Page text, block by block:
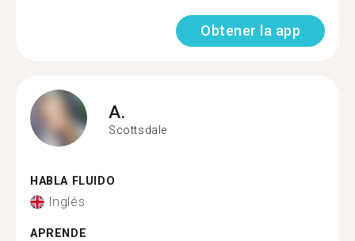
Obtener la app
A.
Scottsdale
HABLA FLUIDO
Inglés
APRENDE